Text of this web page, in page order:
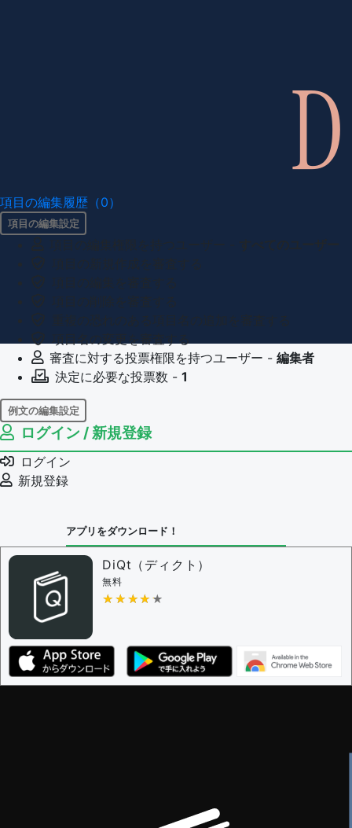
項目の編集履歴（0）
項目の編集設定
審査に対する投票権限を持つユーザー - 編集者
決定に必要な投票数 - 1
例文の編集設定
例文の編集権限を持つユーザー -
例文の削除を審査する
審査に対する投票権限を持つユーザー -
決定に必要な投票数 -
問題の編集権限を持つユーザー -すべてのユーザー
審査に対する投票権限を持つユーザー -
決定に必要な投票数 -
編集ガイドライン
ログイン / 新規登録
ログイン
新規登録
アプリをダウンロード！
DiQt（ディクト）
無料
★★★★★
★★★★★